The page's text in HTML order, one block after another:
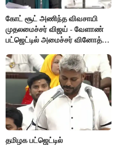
கோட் சூட் அணிந்த விவசாயி
முதலமைச்சர் விஜய் - வேளாண்
பட்ஜெட்டில் அமைச்சர் வினோத்
தமிழக பட்ஜெட்டில்